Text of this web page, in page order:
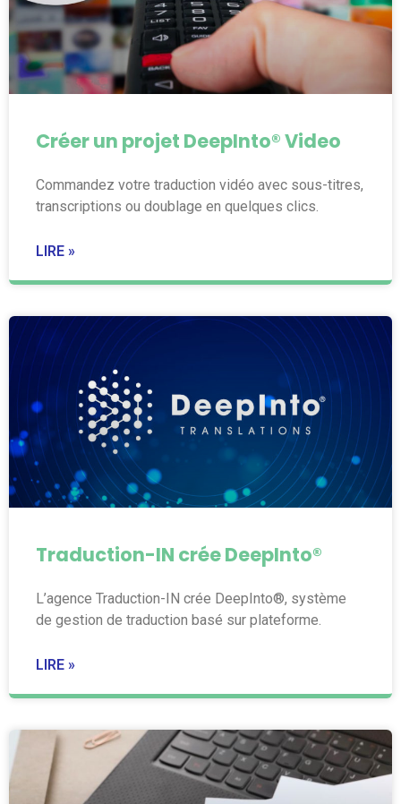
Créer un projet DeepInto® Video
Commandez votre traduction vidéo avec sous-titres,
transcriptions ou doublage en quelques clics.
LIRE »
Traduction-IN crée DeepInto®
L’agence Traduction-IN crée DeepInto®, système
de gestion de traduction basé sur plateforme.
LIRE »